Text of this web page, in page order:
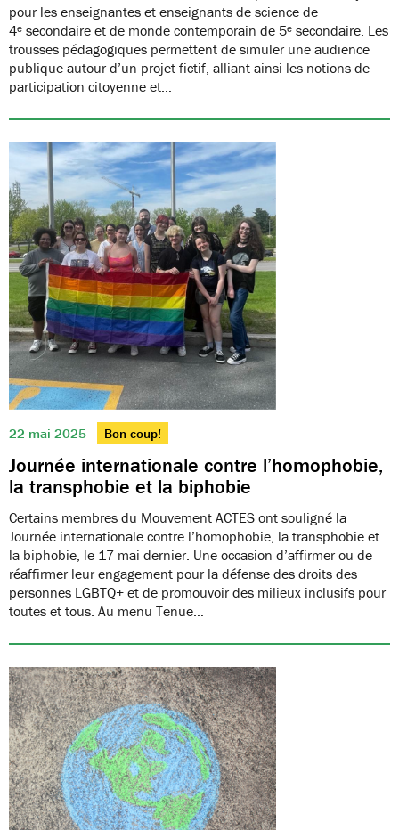
pour les enseignantes et enseignants de science de
4ᵉ secondaire et de monde contemporain de 5ᵉ secondaire. Les
trousses pédagogiques permettent de simuler une audience
publique autour d’un projet fictif, alliant ainsi les notions de
participation citoyenne et…
22 mai 2025 Bon coup!
Journée internationale contre l’homophobie,
la transphobie et la biphobie
Certains membres du Mouvement ACTES ont souligné la
Journée internationale contre l’homophobie, la transphobie et
la biphobie, le 17 mai dernier. Une occasion d’affirmer ou de
réaffirmer leur engagement pour la défense des droits des
personnes LGBTQ+ et de promouvoir des milieux inclusifs pour
toutes et tous. Au menu Tenue…